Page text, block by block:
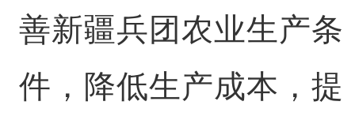
善新疆兵团农业生产条
件，降低生产成本，提